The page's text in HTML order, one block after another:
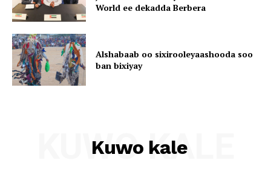
World ee dekadda Berbera
Alshabaab oo sixirooleyaashooda soo
ban bixiyay
Kuwo kale
KUWO KALE